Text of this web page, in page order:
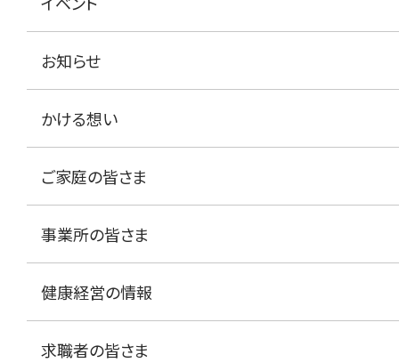
お知らせ
かける想い
ご家庭の皆さま
事業所の皆さま
健康経営の情報
求職者の皆さま